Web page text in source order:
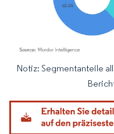
Bild © Mordor Intelligence.
Notiz: Segmentanteile